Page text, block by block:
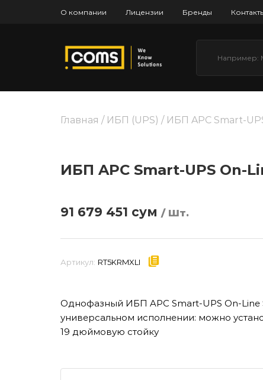
О компании Лицензии Бренды
Главная / ИБП (UPS) / ИБП APC Smart-
ИБП APC Smart-UPS On-
91 679 451 сум / Шт.
Артикул: RT5KRMXLI
Однофазный ИБП APC Smart-UPS On-Line
универсальном исполнении: можно
19 дюймовую стойку